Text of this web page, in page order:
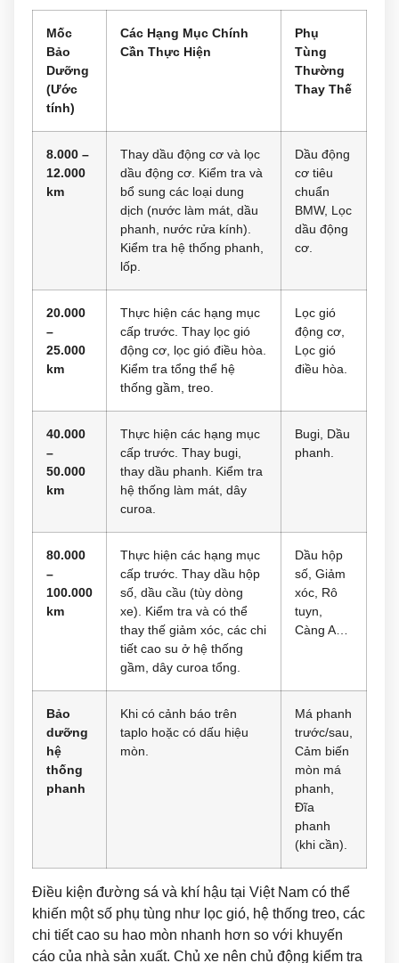
Mốc
Bảo
Dưỡng
(Ước
tính)
Các Hạng Mục Chính
Cần Thực Hiện
Phụ
Tùng
Thường
Thay Thế
8.000 –
12.000
km
Thay dầu động cơ và lọc
dầu động cơ. Kiểm tra và
bổ sung các loại dung
dịch (nước làm mát, dầu
phanh, nước rửa kính).
Kiểm tra hệ thống phanh,
lốp.
Dầu động
cơ tiêu
chuẩn
BMW, Lọc
dầu động
cơ.
20.000
–
25.000
km
Thực hiện các hạng mục
cấp trước. Thay lọc gió
động cơ, lọc gió điều hòa.
Kiểm tra tổng thể hệ
thống gầm, treo.
Lọc gió
động cơ,
Lọc gió
điều hòa.
40.000
–
50.000
km
Thực hiện các hạng mục
cấp trước. Thay bugi,
thay dầu phanh. Kiểm tra
hệ thống làm mát, dây
curoa.
Bugi, Dầu
phanh.
80.000
–
100.000
km
Thực hiện các hạng mục
cấp trước. Thay dầu hộp
số, dầu cầu (tùy dòng
xe). Kiểm tra và có thể
thay thế giảm xóc, các chi
tiết cao su ở hệ thống
gầm, dây curoa tổng.
Dầu hộp
số, Giảm
xóc, Rô
tuyn,
Càng A…
Bảo
dưỡng
hệ
thống
phanh
Khi có cảnh báo trên
taplo hoặc có dấu hiệu
mòn.
Má phanh
trước/sau,
Cảm biến
mòn má
phanh,
Đĩa
phanh
(khi cần).
Điều kiện đường sá và khí hậu tại Việt Nam có thể
khiến một số phụ tùng như lọc gió, hệ thống treo, các
chi tiết cao su hao mòn nhanh hơn so với khuyến
cáo của nhà sản xuất. Chủ xe nên chủ động kiểm tra